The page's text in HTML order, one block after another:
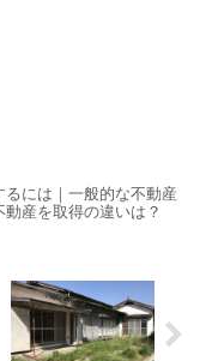
るには｜一般的な不動産
産を取得の違いは？